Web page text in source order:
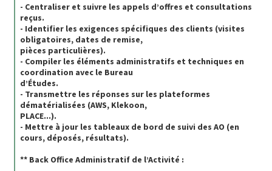
- Centraliser et suivre les appels d’offres et consultations
reçus.
- Identifier les exigences spécifiques des clients (visites
obligatoires, dates de remise,
pièces particulières).
- Compiler les éléments administratifs et techniques en
coordination avec le Bureau
d’Études.
- Transmettre les réponses sur les plateformes
dématérialisées (AWS, Klekoon,
PLACE...).
- Mettre à jour les tableaux de bord de suivi des AO (en
cours, déposés, résultats).
** Back Office Administratif de l’Activité :